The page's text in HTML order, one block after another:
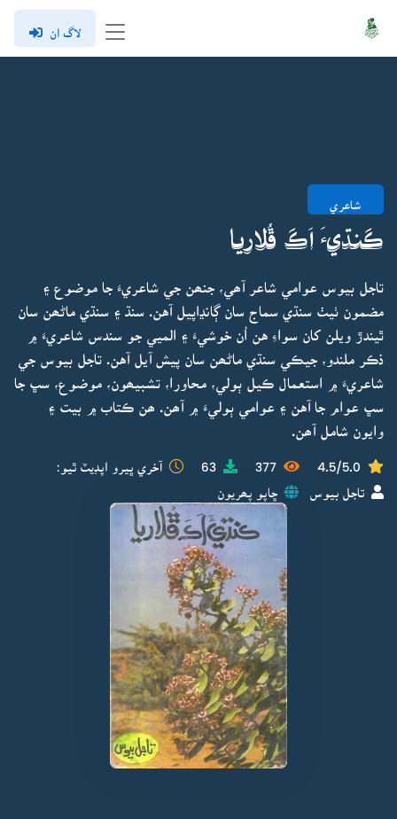
لاگ ان
شاعري
ڪَنڌيءَ اَڪَ ڦُلاريا
تاجل بيوس عوامي شاعر آھي، جنھن جي شاعريءَ جا موضوع ۽
مضمون ٺيٺ سنڌي سماج سان ڳانڍاپيل آهن. سنڌ ۽ سنڌي ماڻھن سان
ٿيندڙ ويلن کان سواءِ هن اُن خوشيءَ ۽ الميي جو سندس شاعريءَ ۾
ذڪر ملندو، جيڪي سنڌي ماڻھن سان پيش آيل آهن. تاجل بيوس جي
شاعريءَ ۾ استعمال ڪيل ٻولي، محاورا، تشبيھون، موضوع، سڀ جا
سڀ عوام جا آهن ۽ عوامي ٻوليءَ ۾ آھن. ھن ڪتاب ۾ بيت ۽
وايون شامل آھن.
4.5/5.0
377
63 آخري ڀيرو اپڊيٽ ٿيو:
تاجل بيوس ڇاپو پھريون